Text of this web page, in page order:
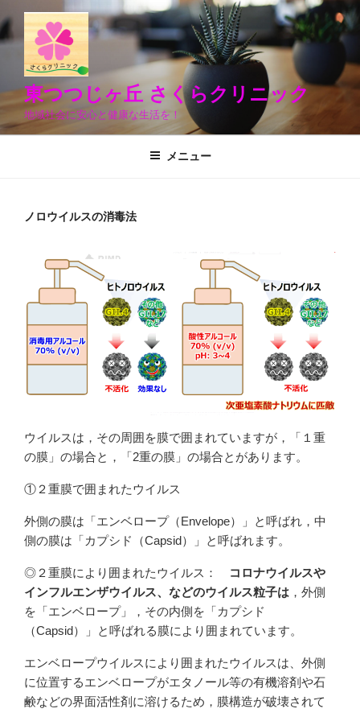
ン
テ
へ
ス
東つつじヶ丘 さくらクリニック
地域社会に安心と健康な生活を！
メニュー
ノロウイルスの消毒法
ウイルスは，その周囲を膜で囲まれていますが，「１重
の膜」の場合と，「2重の膜」の場合とがあります。
①２重膜で囲まれたウイルス
外側の膜は「エンベロープ（Envelope）」と呼ばれ，中
側の膜は「カプシド（Capsid）」と呼ばれます。
◎２重膜により囲まれたウイルス：
コロナウイルスや
インフルエンザウイルス、などのウイルス粒子は ，外側
を「エンベロープ」，その内側を「カプシド
（Capsid）」と呼ばれる膜により囲まれています。
エンベロープウイルスにより囲まれたウイルスは、外側
に位置するエンベロープがエタノール等の有機溶剤や石
鹸などの界面活性剤に溶けるため，膜構造が破壊されて